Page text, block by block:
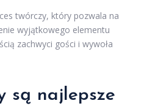
twórczy, który pozwala na
wyjątkowego elementu
zachwyci gości i wywoła
są najlepsze